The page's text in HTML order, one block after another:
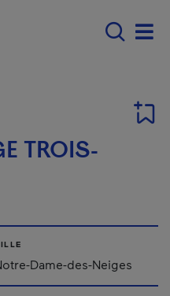
navigation -
TROIS-
Dame-des-Neiges